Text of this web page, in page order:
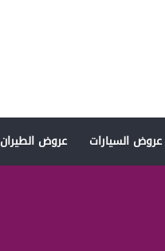
عروض السيارات عروض الطيران